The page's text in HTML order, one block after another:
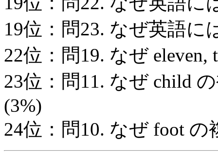
19位：問23. なぜ英語に
22位：問19. なぜ
23位：問11. なぜ child
(3%)
24位：問10. なぜ foot